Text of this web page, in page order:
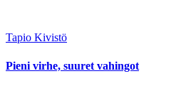
Tapio Kivistö
Pieni virhe, suuret vahingot